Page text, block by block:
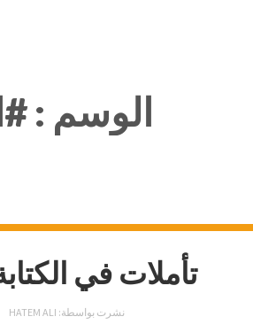
الوسم :
تأملات في
نشرت بواسطة: HATEM ALI